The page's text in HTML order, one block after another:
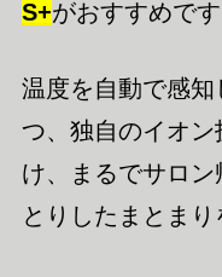
S+がおすすめです
温度を自動で感
つ、独自のイオ
け、まるでサロ
とりしたまとまり